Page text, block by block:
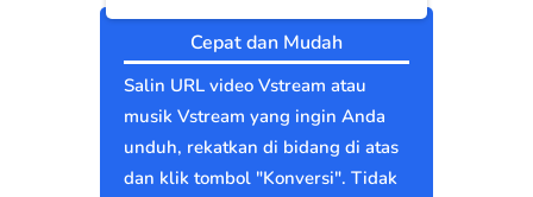
Cepat dan Mudah
Salin URL video Vstream atau
musik Vstream yang ingin Anda
unduh, rekatkan di bidang di atas
dan klik tombol "Konversi". Tidak